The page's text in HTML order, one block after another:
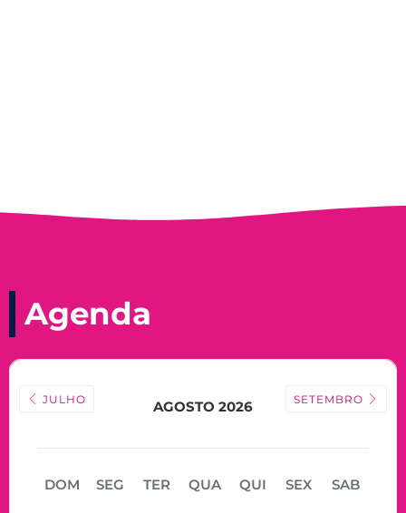
Agenda
JULHO AGOSTO 2026 SETEMBRO
DOM SEG TER QUA QUI SEX SAB